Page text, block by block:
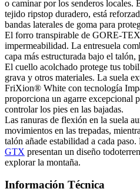
o caminar por los senderos locales.
tejido ripstop duradero, está
bandas laterales de goma para
El forro transpirable de GORE-
impermeabilidad. La entresuela
capa más estructurada bajo el
El cuello acolchado protege tus
grava y otros materiales. La suela
FriXion® White con tecnología
proporciona un agarre excepcional
controlar los pies en las bajadas.
Las ranuras de flexión en la suela
movimientos en las trepadas,
talón añade estabilidad a cada paso.
GTX presentan un diseño
explorar la montaña.
Información Técnica